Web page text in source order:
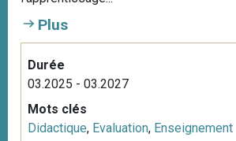
Plus
Durée
03.2025 - 03.2027
Mots clés
Didactique, Evaluation, Enseignement